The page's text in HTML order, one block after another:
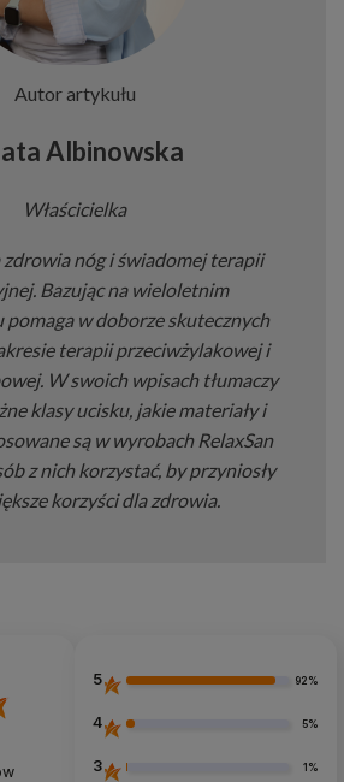
Autor artykułu
Albinowska
Właścicielka
nóg i świadomej terapii
Bazując na wieloletnim
pomaga w doborze skutecznych
terapii przeciwżylakowej i
W swoich wpisach tłumaczy
klasy ucisku, jakie materiały i
są w wyrobach RelaxSan
z nich korzystać, by przyniosły
korzyści dla zdrowia.
5 92%
4 5%
3 1%